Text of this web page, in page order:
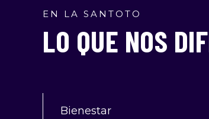
EN LA SANTOTO
LO QUE NOS
Bienestar